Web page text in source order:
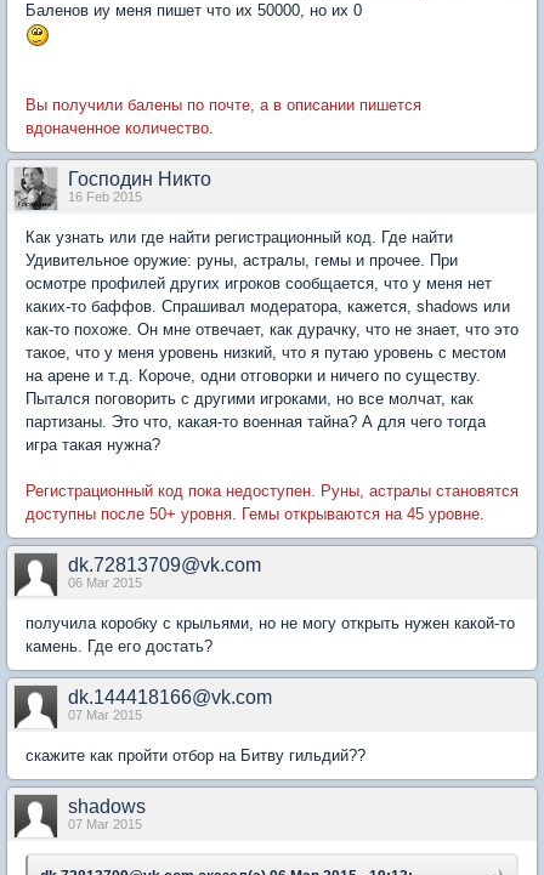
Баленов иу меня пишет что их 50000, но их 0
Вы получили балены по почте, а в описании пишется
вдоначенное количество.
Господин Никто
16 Feb 2015
Как узнать или где найти регистрационный код. Где найти
Удивительное оружие: руны, астралы, гемы и прочее. При
осмотре профилей других игроков сообщается, что у меня нет
каких-то баффов. Спрашивал модератора, кажется, shadows или
как-то похоже. Он мне отвечает, как дурачку, что не знает, что это
такое, что у меня уровень низкий, что я путаю уровень с местом
на арене и т.д. Короче, одни отговорки и ничего по существу.
Пытался поговорить с другими игроками, но все молчат, как
партизаны. Это что, какая-то военная тайна? А для чего тогда
игра такая нужна?
Регистрационный код пока недоступен. Руны, астралы становятся
доступны после 50+ уровня. Гемы открываются на 45 уровне.
dk.72813709@vk.com
06 Mar 2015
получила коробку с крыльями, но не могу открыть нужен какой-то
камень. Где его достать?
dk.144418166@vk.com
07 Mar 2015
скажите как пройти отбор на Битву гильдий??
shadows
07 Mar 2015